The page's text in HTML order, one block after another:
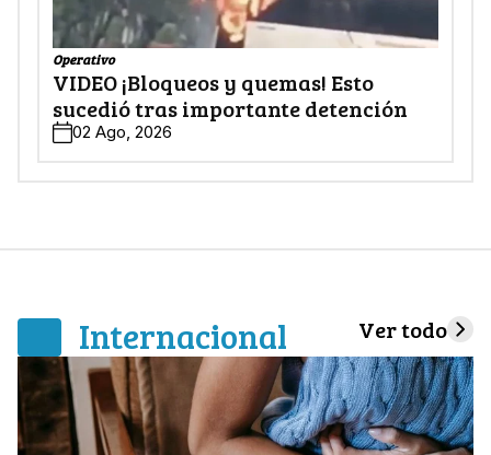
Operativo
VIDEO ¡Bloqueos y quemas! Esto
sucedió tras importante detención
02 Ago, 2026
Internacional Ver todo